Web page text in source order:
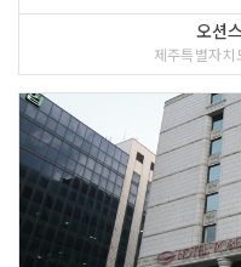
오션
제주특별자